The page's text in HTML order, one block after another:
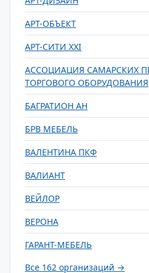
АРТ-ОБЪЕКТ
АРТ-СИТИ XXI
АССОЦИАЦИЯ САМАРСКИХ
ТОРГОВОГО ОБОРУДОВАНИЯ
БАГРАТИОН АН
БРВ МЕБЕЛЬ
ВАЛЕНТИНА ПКФ
ВАЛИАНТ
ВЕЙЛОР
ВЕРОНА
ГАРАНТ-МЕБЕЛЬ
Все 162 организаций →